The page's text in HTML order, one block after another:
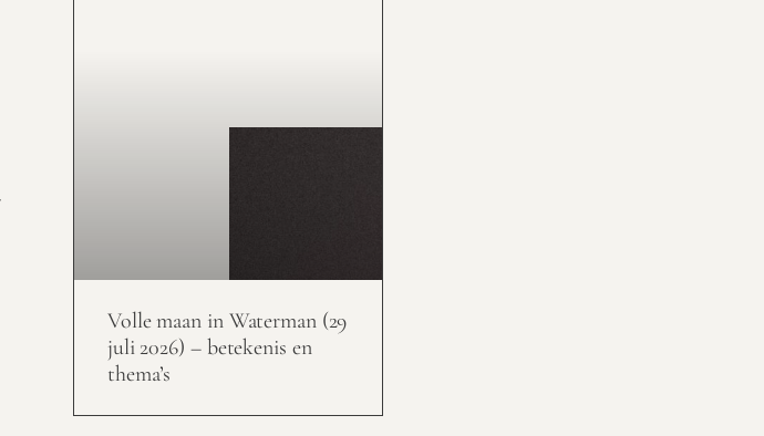
Volle maan in Waterman (29
juli 2026) – betekenis en
thema’s